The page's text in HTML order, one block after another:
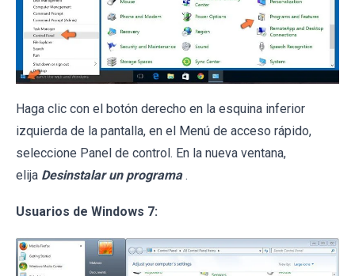
Haga clic con el botón derecho en la esquina inferior
izquierda de la pantalla, en el Menú de acceso rápido,
seleccione Panel de control. En la nueva ventana,
elija Desinstalar un programa .
Usuarios de Windows 7: